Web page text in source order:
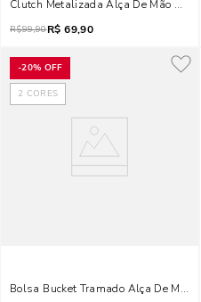
Clutch Metalizada Alça De Mão
R$99,90R$ 69,90
-20% OFF
2 CORES
Bolsa Bucket Tramado Alça De Mão